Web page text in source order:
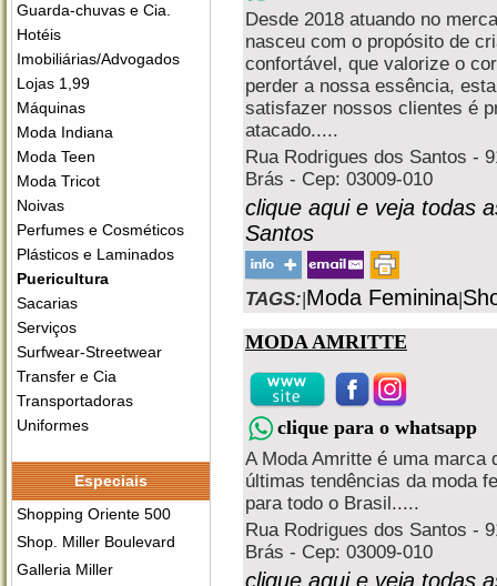
Guarda-chuvas e Cia.
Hotéis
Imobiliárias/Advogados
Lojas 1,99
Máquinas
Moda Indiana
Moda Teen
Moda Tricot
Noivas
Perfumes e Cosméticos
Plásticos e Laminados
Puericultura
Sacarias
Serviços
Surfwear-Streetwear
Transfer e Cia
Transportadoras
Uniformes
Especiais
Shopping Oriente 500
Shop. Miller Boulevard
Galleria Miller
Desde 2018 atuando no
nasceu com o propósito de
confortável, que valorize o
perder a nossa essência,
satisfazer nossos clientes é
atacado.....
Rua Rodrigues dos Santos -
Brás - Cep: 03009-010
clique aqui e veja todas
Santos
TAGS:|Moda Feminina|
MODA AMRITTE
clique para o whatsapp
A Moda Amritte é uma marca
últimas tendências da moda
para todo o Brasil.....
Rua Rodrigues dos Santos -
Brás - Cep: 03009-010
clique aqui e veja todas